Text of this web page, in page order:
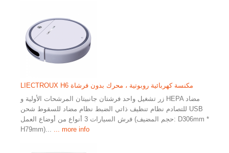
LIECTROUX H6 مكنسة كهربائية روبوتية ، محرك بدون فرشاة
زر تشغيل واحد فرشتان جانبيتان المرشحات الأولية و HEPA مضاد
للتصادم نظام تنظيف ذاتي الضبط نظام مضاد للسقوط شحن USB
فرش السيارات 3 أنواع من أوضاع العمل (حجم المضيف: D306mm *
H79mm)...
... more info